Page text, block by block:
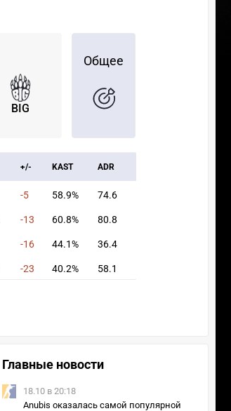
BIG
Общее
+/- KAST ADR
-5 58.9% 74.6
-13 60.8% 80.8
-16 44.1% 36.4
-23 40.2% 58.1
Главные новости
18.10 в 20:18
Anubis оказалась самой популярной